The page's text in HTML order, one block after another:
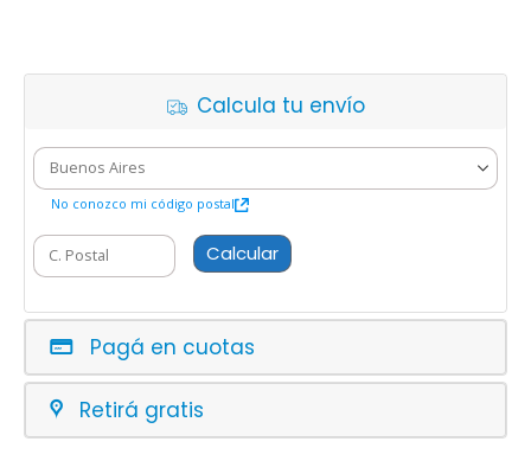
Calcula tu envío
No conozco mi código postal
Calcular
Pagá en cuotas
Retirá gratis